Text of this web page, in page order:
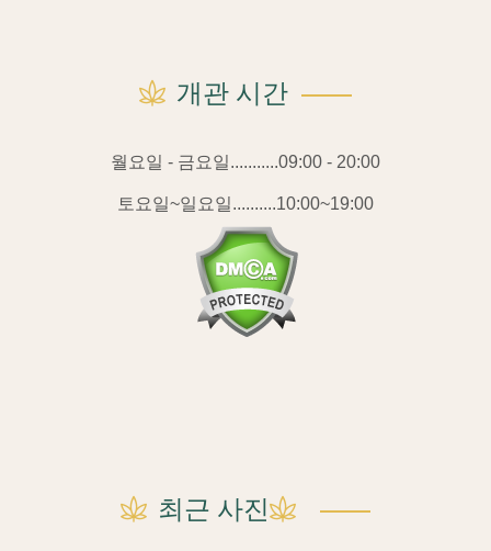
개관 시간
월요일 - 금요일...........09:00 - 20:00
토요일~일요일..........10:00~19:00
최근 사진